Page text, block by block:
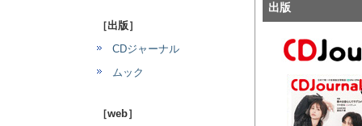
［出版］
CDジャーナル
ムック
［web］
出版